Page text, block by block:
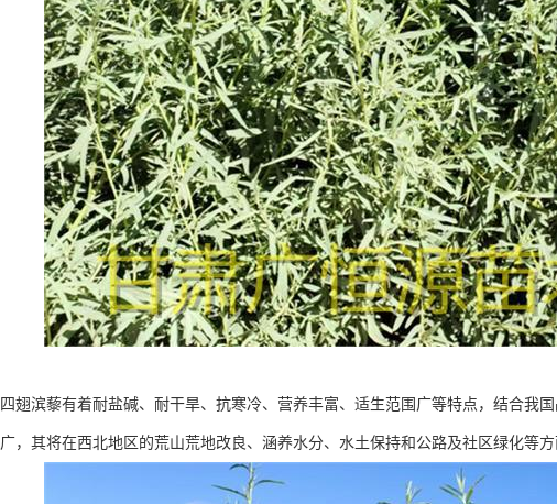
四翅滨藜有着耐盐碱、耐干旱、抗寒冷、营养丰富、适生范围广等特点，结合我
广，其将在西北地区的荒山荒地改良、涵养水分、水土保持和公路及社区绿化等方